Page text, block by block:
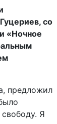
со
«Ночное
предложил
Я